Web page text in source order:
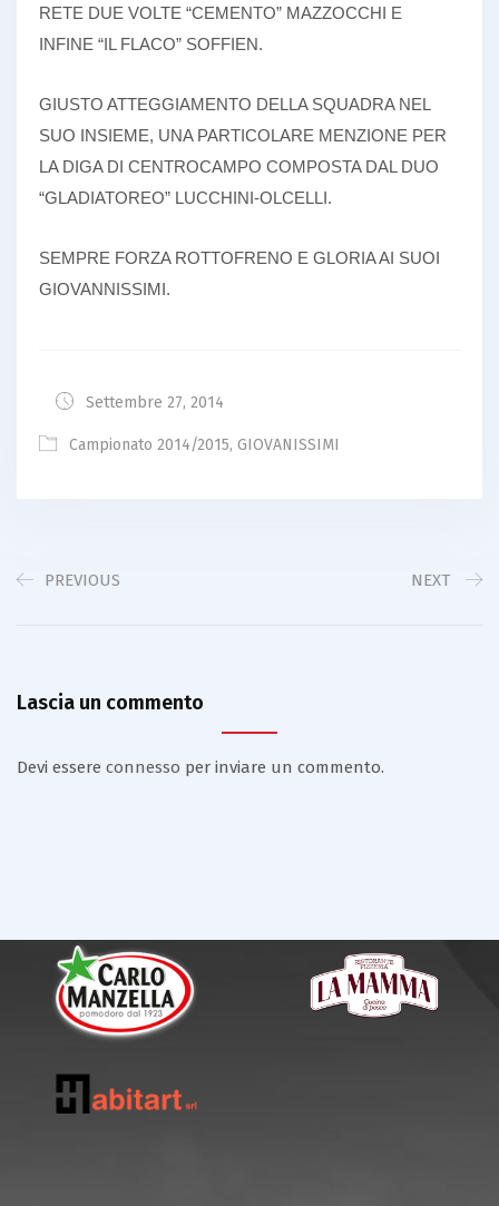
RETE DUE VOLTE “CEMENTO” MAZZOCCHI E
INFINE “IL FLACO” SOFFIEN.
GIUSTO ATTEGGIAMENTO DELLA SQUADRA NEL
SUO INSIEME, UNA PARTICOLARE MENZIONE PER
LA DIGA DI CENTROCAMPO COMPOSTA DAL DUO
“GLADIATOREO” LUCCHINI-OLCELLI.
SEMPRE FORZA ROTTOFRENO E GLORIA AI SUOI
GIOVANNISSIMI.
Settembre 27, 2014
Campionato 2014/2015, GIOVANISSIMI
PREVIOUS NEXT
Lascia un commento
Devi essere connesso per inviare un commento.